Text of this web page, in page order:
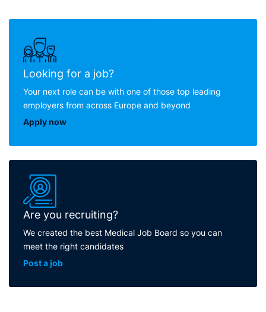
Looking for a job?
Your next role can be with one of those top leading
employers from across Europe and beyond
Apply now
Are you recruiting?
We created the best Medical Job Board so you can
meet the right candidates
Post a job